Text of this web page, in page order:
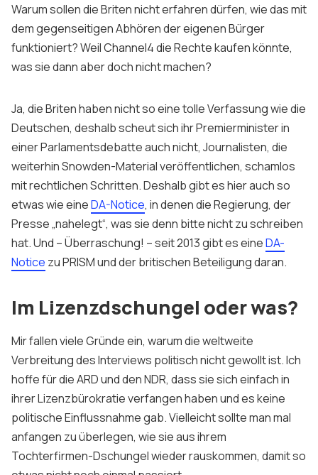
Warum sollen die Briten nicht erfahren dürfen, wie das mit
dem gegenseitigen Abhören der eigenen Bürger
funktioniert? Weil Channel4 die Rechte kaufen könnte,
was sie dann aber doch nicht machen?
Ja, die Briten haben nicht so eine tolle Verfassung wie die
Deutschen, deshalb scheut sich ihr Premierminister in
einer Parlamentsdebatte auch nicht, Journalisten, die
weiterhin Snowden-Material veröffentlichen, schamlos
mit rechtlichen Schritten. Deshalb gibt es hier auch so
etwas wie eineDA-Notice, in denen die Regierung, der
Presse „nahelegt“, was sie denn bitte nicht zu schreiben
hat. Und – Überraschung! – seit 2013 gibt es eineDA-
Notice zu PRISM und der britischen Beteiligung daran.
Im Lizenzdschungel oder was?
Mir fallen viele Gründe ein, warum die weltweite
Verbreitung des Interviews politisch nicht gewollt ist. Ich
hoffe für die ARD und den NDR, dass sie sich einfach in
ihrer Lizenzbürokratie verfangen haben und es keine
politische Einflussnahme gab. Vielleicht sollte man mal
anfangen zu überlegen, wie sie aus ihrem
Tochterfirmen-Dschungel wieder rauskommen, damit so